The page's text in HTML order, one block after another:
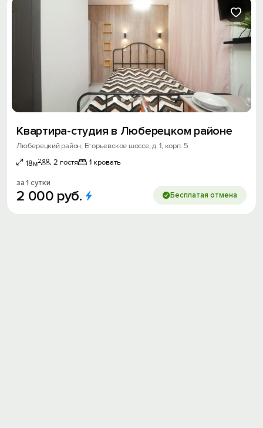
Квартира-студия в Люберецком районе
Люберецкий район, Егорьевское шоссе, д. 1, корп. 5
18м2 2 гостя 1 кровать
за 1 сутки
2 000 руб. Бесплатая отмена